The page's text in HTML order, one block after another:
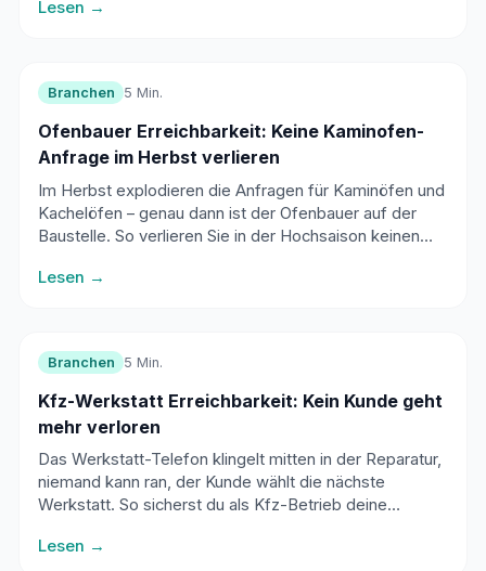
ein KI-Telefonassistent hilft.
Lesen →
Branchen 5 Min.
Ofenbauer Erreichbarkeit: Keine Kaminofen-
Anfrage im Herbst verlieren
Im Herbst explodieren die Anfragen für Kaminöfen und
Kachelöfen – genau dann ist der Ofenbauer auf der
Baustelle. So verlieren Sie in der Hochsaison keinen
automatisch.
Lesen →
Branchen 5 Min.
Kfz-Werkstatt Erreichbarkeit: Kein Kunde geht
mehr verloren
Das Werkstatt-Telefon klingelt mitten in der Reparatur,
niemand kann ran, der Kunde wählt die nächste
Werkstatt. So sicherst du als Kfz-Betrieb deine
Lesen →